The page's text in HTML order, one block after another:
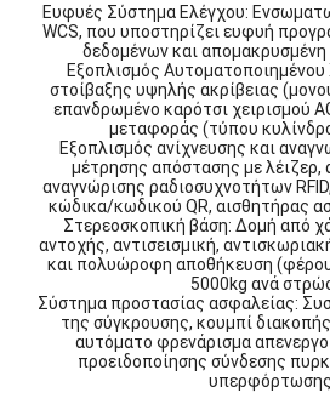
Ευφυές Σύστημα Ελέγχου:
WCS, που υποστηρίζει ευφυή
δεδομένων και
Εξοπλισμός Αυτοματοποιημένου
στοίβαξης υψηλής ακρίβειας
επανδρωμένο καρότσι χειρισμού
μεταφοράς (τύπου
Εξοπλισμός ανίχνευσης και
μέτρησης απόστασης με λέιζερ,
αναγνώρισης ραδιοσυχνοτήτων
κώδικα/κωδικού QR, αισθητήρας
Στερεοσκοπική βάση: Δομή από
αντοχής, αντισεισμική,
και πολυώροφη αποθήκευση
5000kg ανά
Σύστημα προστασίας ασφαλείας:
της σύγκρουσης, κουμπί
αυτόματο φρενάρισμα
προειδοποίησης σύνδεσης